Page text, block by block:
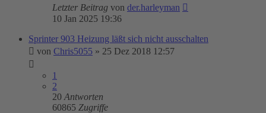
Letzter Beitrag von der.harleyman
10 Jan 2025 19:36
Sprinter 903 Heizung läßt sich nicht ausschalten
von Chris5055 » 25 Dez 2018 12:57
1
2
20 Antworten
60865 Zugriffe